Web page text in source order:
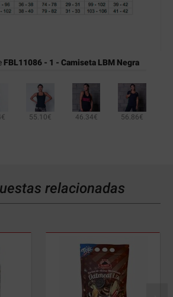
FBL11086 - 1 - Camiseta LBM Negra
55.10€ 46.34€ 56.86€
relacionadas